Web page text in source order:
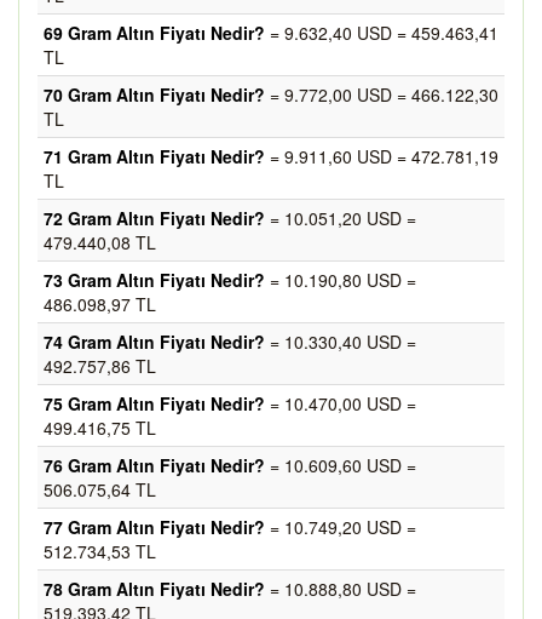
69 Gram Altın Fiyatı Nedir? = 9.632,40 USD = 459.463,41
TL
70 Gram Altın Fiyatı Nedir? = 9.772,00 USD = 466.122,30
TL
71 Gram Altın Fiyatı Nedir? = 9.911,60 USD = 472.781,19
TL
72 Gram Altın Fiyatı Nedir? = 10.051,20 USD =
479.440,08 TL
73 Gram Altın Fiyatı Nedir? = 10.190,80 USD =
486.098,97 TL
74 Gram Altın Fiyatı Nedir? = 10.330,40 USD =
492.757,86 TL
75 Gram Altın Fiyatı Nedir? = 10.470,00 USD =
499.416,75 TL
76 Gram Altın Fiyatı Nedir? = 10.609,60 USD =
506.075,64 TL
77 Gram Altın Fiyatı Nedir? = 10.749,20 USD =
512.734,53 TL
78 Gram Altın Fiyatı Nedir? = 10.888,80 USD =
519.393,42 TL